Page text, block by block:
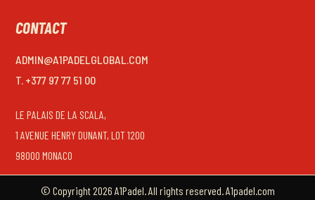
CONTACT
ADMIN@A1PADELGLOBAL.COM
T. +377 97 77 51 00
LE PALAIS DE LA SCALA,
1 AVENUE HENRY DUNANT, LOT 1200
98000 MONACO
© Copyright 2026 A1Padel. All rights reserved. A1padel.com